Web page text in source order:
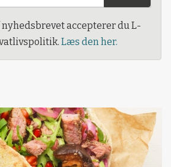
accepterer du L-
Læs den her.